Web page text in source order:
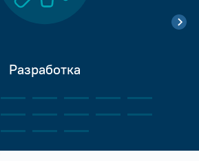
Разработка